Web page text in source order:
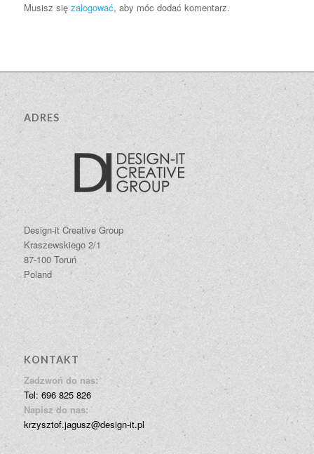
Musisz się zalogować, aby móc dodać komentarz.
ADRES
Design-it Creative Group
Kraszewskiego 2/1
87-100 Toruń
Poland
KONTAKT
Zadzwoń do nas:
Tel: 696 825 826
Napisz do nas:
krzysztof.jagusz@design-it.pl